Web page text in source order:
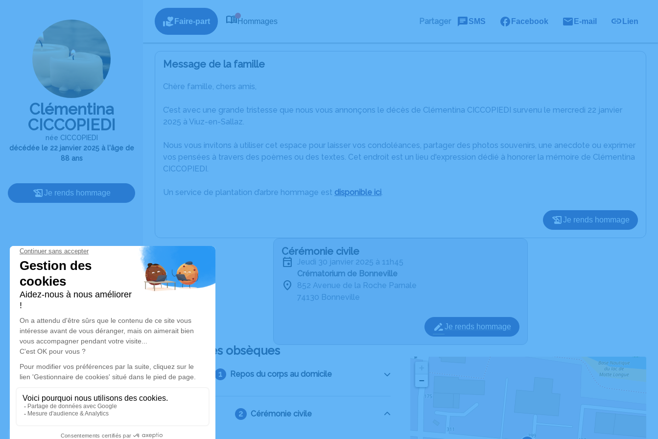
Clémentina
CICCOPIEDI
née CICCOPIEDI
décédée le 22 janvier 2025 à l'âge de
88 ans
Je rends hommage
Faire-part Hommages Partager SMS Facebook E-mail Lien
Message de la famille
Chère famille, chers amis,
C’est avec une grande tristesse que nous vous annonçons le décès de Clémentina CICCOPIEDI survenu le mercredi 22 janvier
2025 à Viuz-en-Sallaz.
Nous vous invitons à utiliser cet espace pour laisser vos condoléances, partager des photos souvenirs, une anecdote ou exprimer
vos pensées à travers des poèmes ou des textes. Cet endroit est un lieu d'expression dédié à honorer la mémoire de Clémentina
CICCOPIEDI.
Un service de plantation d’arbre hommage est disponible ici.
Je rends hommage
Cérémonie civile
jeudi 30 janvier 2025 à 11h45
Crématorium de Bonneville
852 Avenue de la Roche Parnale
74130 Bonneville
Je rends hommage
Déroulé des obsèques
Repos du corps au domicile
Cérémonie civile
−